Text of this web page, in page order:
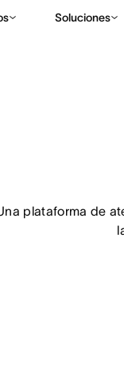
Soluciones
plataforma de